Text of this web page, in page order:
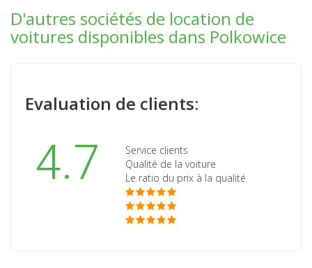
D'autres sociétés de location de
voitures disponibles dans Polkowice
Evaluation de clients:
4.7
Service clients
Qualité de la voiture
Le ratio du prix à la qualité